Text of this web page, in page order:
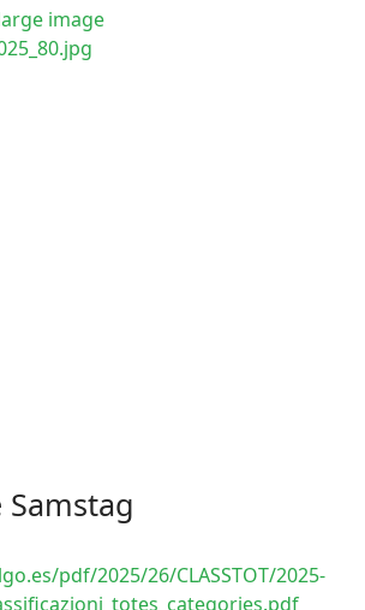
Samstag
pdf/2025/26/CLASSTOT/2025-